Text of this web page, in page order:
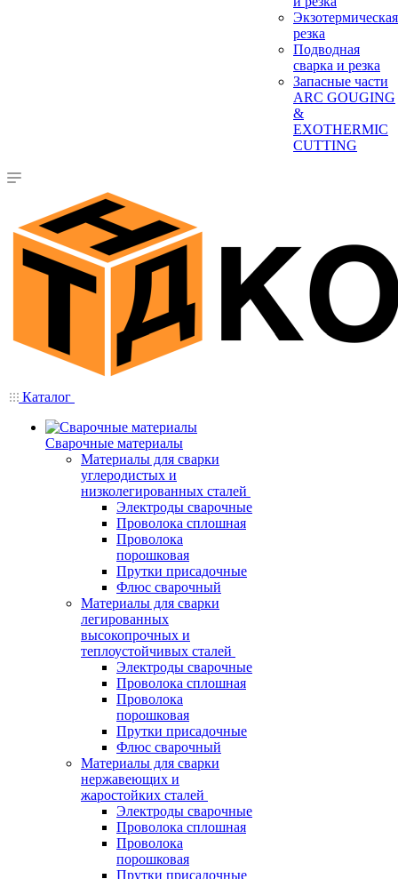
Экзотермическая
резка
Подводная
сварка и резка
Запасные части
ARC GOUGING
&
EXOTHERMIC
CUTTING
Каталог
Сварочные материалы
Материалы для сварки
углеродистых и
низколегированных сталей
Электроды сварочные
Проволока сплошная
Проволока
порошковая
Прутки присадочные
Флюс сварочный
Материалы для сварки
легированных
высокопрочных и
теплоустойчивых сталей
Электроды сварочные
Проволока сплошная
Проволока
порошковая
Прутки присадочные
Флюс сварочный
Материалы для сварки
нержавеющих и
жаростойких сталей
Электроды сварочные
Проволока сплошная
Проволока
порошковая
Прутки присадочные